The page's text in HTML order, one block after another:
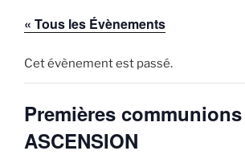
« Tous les Évènements
Cet évènement est passé.
Premières
ASCENSION